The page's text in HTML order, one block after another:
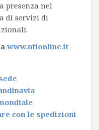
presenza nel
di servizi di
www.ntionline.it
con le spedizioni